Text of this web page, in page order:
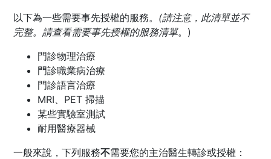
以下為一些需要事先授權的服務。 (請注意，此清單並不
完整。請查看需要事先授權的服務清單。)
門診物理治療
門診職業病治療
門診語言治療
MRI、PET 掃描
某些實驗室測試
耐用醫療器械
一般來說，下列服務不需要您的主治醫生轉診或授權：